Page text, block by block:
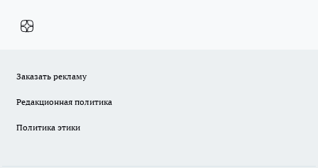
Заказать рекламу
Редакционная политика
Политика этики